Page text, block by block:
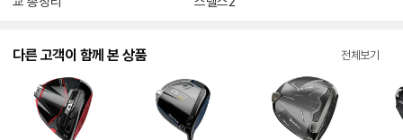
다른 고객이 함께 본 상품 전체보기